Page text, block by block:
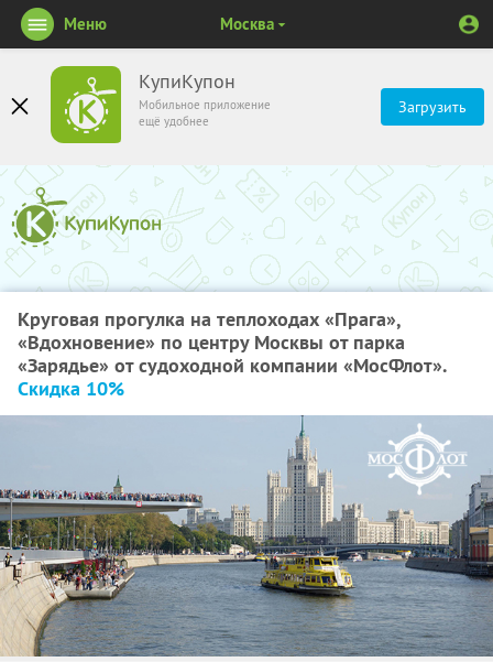
КупиКупон
Мобильное приложение
ещё удобнее
Загрузить
Меню Москва
Круговая прогулка на теплоходах «Прага»,
«Вдохновение» по центру Москвы от парка
«Зарядье» от судоходной компании «МосФлот».
Скидка 10%